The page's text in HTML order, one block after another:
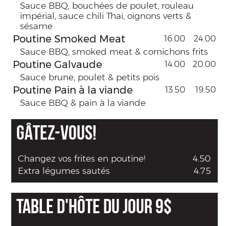
Sauce BBQ, bouchées de poulet, rouleau
impérial, sauce chili Thaï, oignons verts &
sésame
Poutine Smoked Meat 16.00 24.00
Sauce BBQ, smoked meat & cornichons frits
Poutine Galvaude 14.00 20.00
Sauce brune, poulet & petits pois
Poutine Pain à la viande 13.50 19.50
Sauce BBQ & pain à la viande
GÂTEZ-VOUS!
Changez vos frites en poutine!
4.50
Extra légumes sautés
4.75
TABLE D'HÔTE DU JOUR 9$